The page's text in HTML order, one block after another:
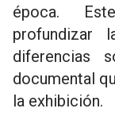
época.
profundizar
diferencias
documental
la exhibición.